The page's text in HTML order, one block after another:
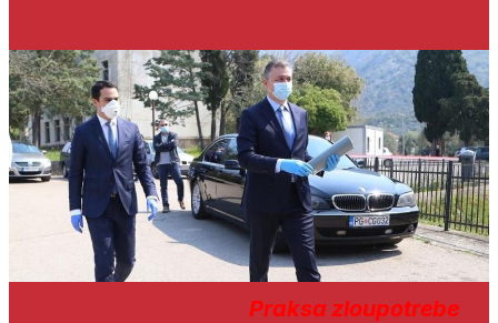
Praksa zloupotrebe